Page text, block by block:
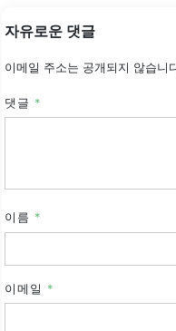
자유로운 댓글
이메일 주소는 공개되지 않습니
댓글 *
이름 *
이메일 *